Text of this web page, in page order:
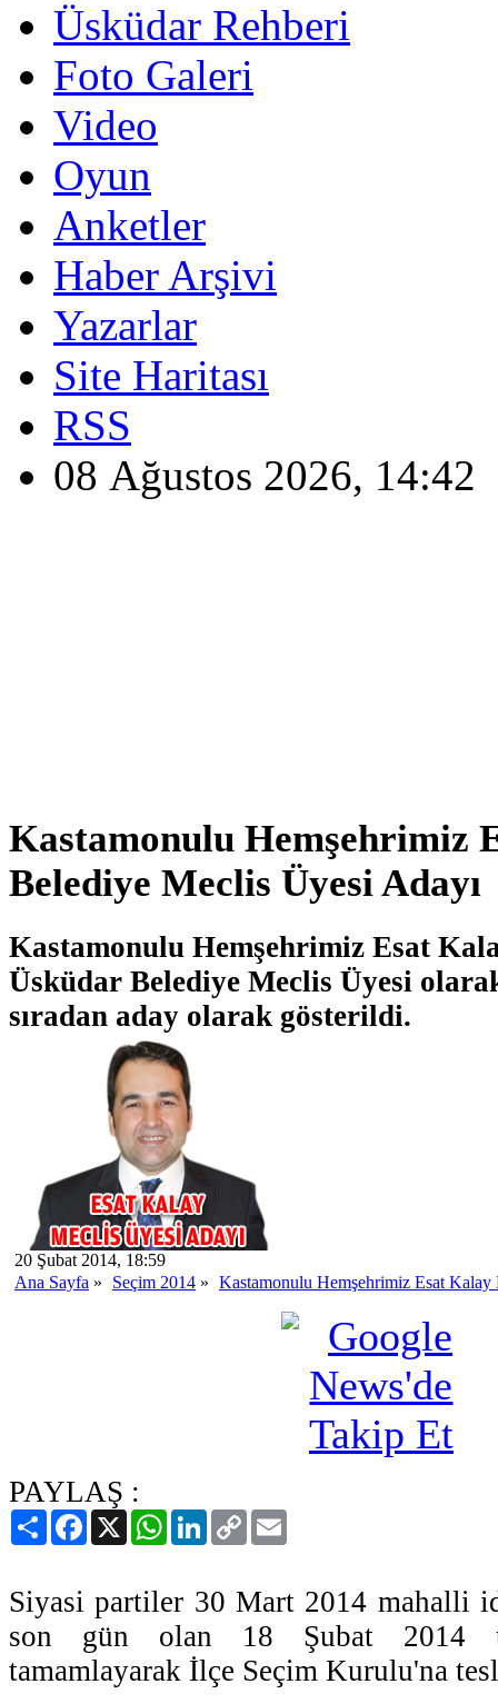
Üsküdar Rehberi
Foto Galeri
Video
Oyun
Anketler
Haber Arşivi
Yazarlar
Site Haritası
RSS
08 Ağustos 2026, 14:42
Kastamonulu Hemşehrimiz
Belediye Meclis Üyesi Adayı
Kastamonulu Hemşehrimiz Esat
Üsküdar Belediye Meclis Üyesi
sıradan aday olarak gösterildi.
20 Şubat 2014, 18:59
Ana Sayfa » Seçim 2014 » Kastamonulu Hemşehrimiz Esat
PAYLAŞ :
PaylaşFacebook
X WhatsAppLinkedIn
Copy
Link
Siyasi partiler 30 Mart 2014 mahalli
son gün olan 18 Şubat 2014
tamamlayarak İlçe Seçim Kurulu'na